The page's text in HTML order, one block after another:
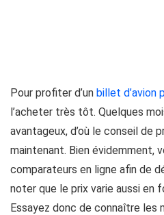
Pour profiter d’un billet d’avion
l’acheter très tôt. Quelques
avantageux, d’où le conseil de
maintenant. Bien évidemment,
comparateurs en ligne afin de
noter que le prix varie aussi en
Essayez donc de connaître les